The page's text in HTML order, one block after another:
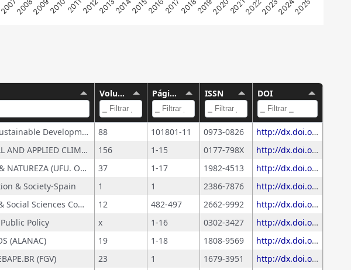
200820092010201120122013201420152016201720182019202020212022202320242025
Volume Páginas ISSN DOI
Energy for Sustainable Development 88 101801-11 0973-0826
http://dx.doi.org/10.1016/j.esd.2025.101801
THEORETICAL AND APPLIED CLIMATOLOGY 156 1-15 0177-798X
http://dx.doi.org/10.1007/s00704-025-05408-z
SOCIEDADE & NATUREZA (UFU. ONLINE) 37 1-17 1982-4513
http://dx.doi.org/10.14393/sn-v37-2025-73148
& Society-Spain 1 1 2386-7876
http://dx.doi.org/10.15581/003.38.2.019
Humanities & Social Sciences Communications 12 482-497 2662-9992
http://dx.doi.org/10.1057/s41599-025-04778-z
Policy x 1-16 0302-3427
http://dx.doi.org/10.1093/scipol/scaf014
(ALANAC) 19 1-18 1808-9569
http://dx.doi.org/10.32712/2446-4775.2025.1616
(FGV) 23 1 1679-3951
http://dx.doi.org/10.1590/1679-395120230147